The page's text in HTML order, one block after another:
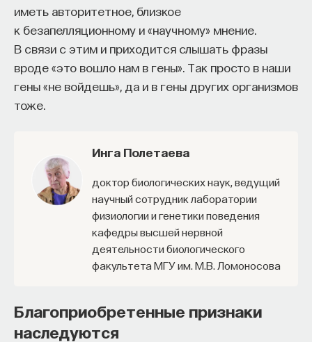
иметь авторитетное, близкое
к безапелляционному и «научному» мнение.
В связи с этим и приходится слышать фразы
вроде «это вошло нам в гены». Так просто в наши
гены «не войдешь», да и в гены других организмов
тоже.
Инга Полетаева
доктор биологических наук, ведущий
научный сотрудник лаборатории
физиологии и генетики поведения
кафедры высшей нервной
деятельности биологического
факультета МГУ им. М.В. Ломоносова
Благоприобретенные признаки
наследуются